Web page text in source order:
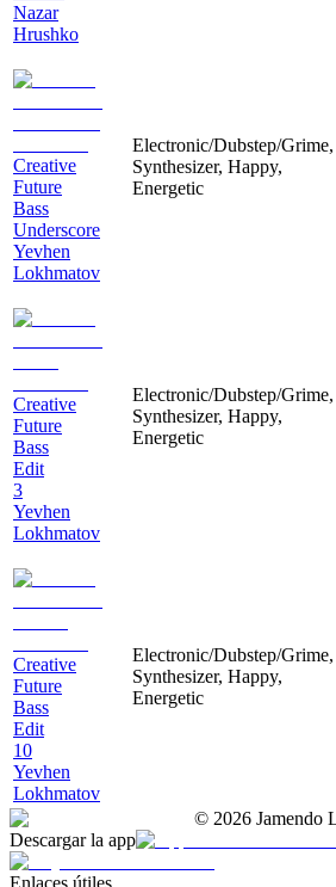
Nazar
Hrushko
Creative
Future
Bass
Underscore
Yevhen
Lokhmatov
Electronic/Dubstep/Grime,
Synthesizer, Happy,
Energetic
Creative
Future
Bass
Edit
3
Yevhen
Lokhmatov
Electronic/Dubstep/Grime,
Synthesizer, Happy,
Energetic
Creative
Future
Bass
Edit
10
Yevhen
Lokhmatov
Electronic/Dubstep/Grime,
Synthesizer, Happy,
Energetic
© 2026 Jamendo
Descargar la app
Enlaces útiles